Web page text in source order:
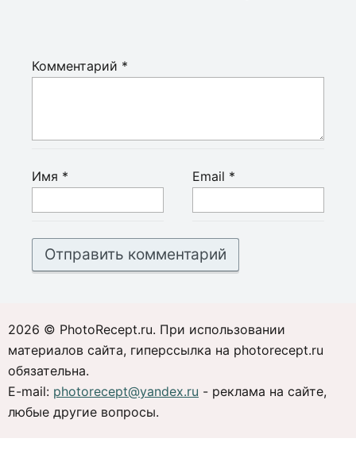
Комментарий *
Имя * Email *
2026 © PhotoRecept.ru. При использовании
материалов сайта, гиперссылка на photorecept.ru
обязательна.
E-mail: photorecept@yandex.ru - реклама на сайте,
любые другие вопросы.